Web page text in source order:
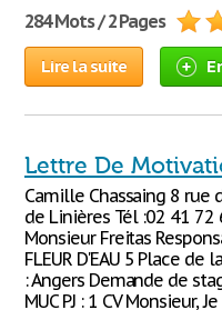
284 Mots / 2 Pages
Lire la suite
Lettre De
Camille Chassaing 8 rue
de Linières Tél :02 41
Monsieur Freitas
FLEUR D'EAU 5 Place
: Angers Demande de
MUC PJ : 1 CV Monsieur,